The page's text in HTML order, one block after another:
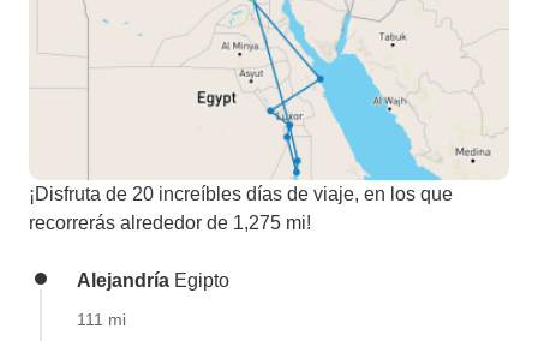
¡Disfruta de 20 increíbles días de viaje, en los que
recorrerás alrededor de 1,275 mi!
Alejandría Egipto
111 mi